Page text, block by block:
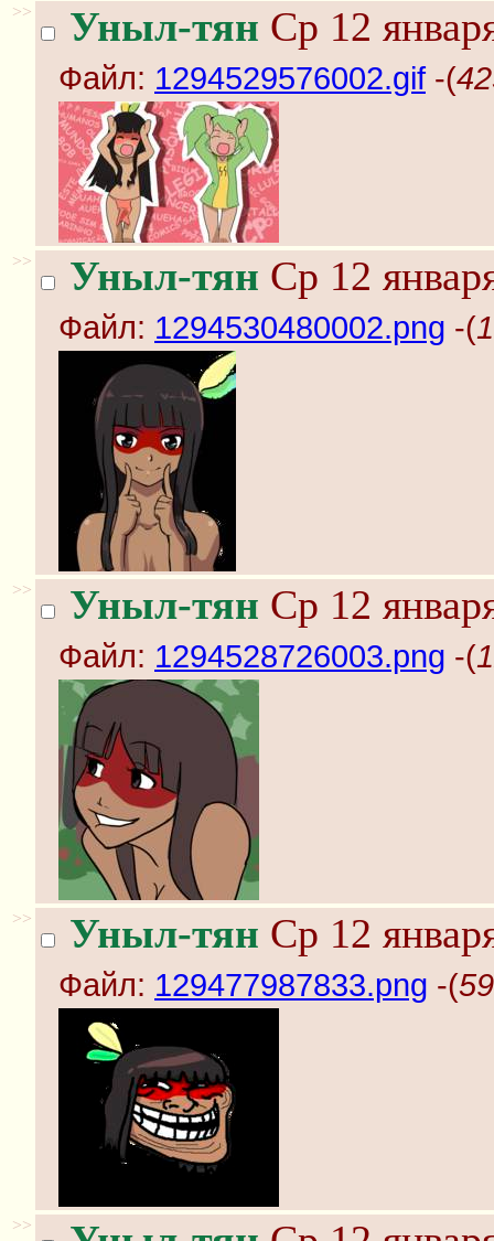
>> Уныл-тян Ср 12
Файл: 1294529576002.gif -(
>> Уныл-тян Ср 12
Файл: 1294530480002.png -(
>> Уныл-тян Ср 12
Файл: 1294528726003.png -(
>> Уныл-тян Ср 12
Файл: 129477987833.png -(
>>